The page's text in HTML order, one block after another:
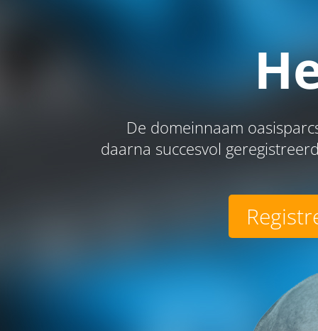
De domeinnaam
daarna succesvol